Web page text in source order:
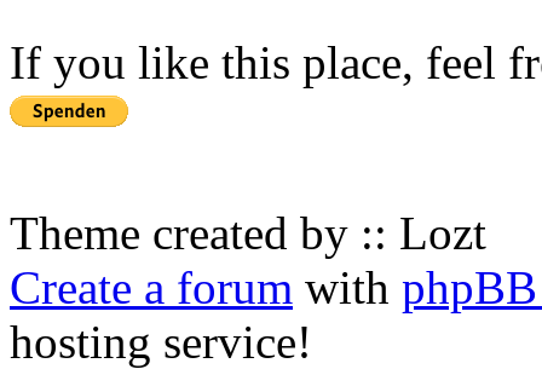
If you like this place, feel
Theme created by :: Lozt
Create a forum with
hosting service!